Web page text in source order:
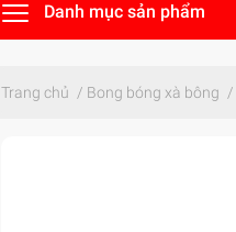
Danh mục sản phẩm
Trang chủ / Bong bóng xà bông /